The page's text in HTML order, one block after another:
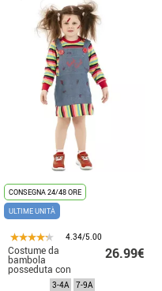
CONSEGNA 24/48 ORE
ULTIME UNITÀ
4.34/5.00
Costume da
bambola
posseduta con
gonna per
26.99€
3-4A 7-9A